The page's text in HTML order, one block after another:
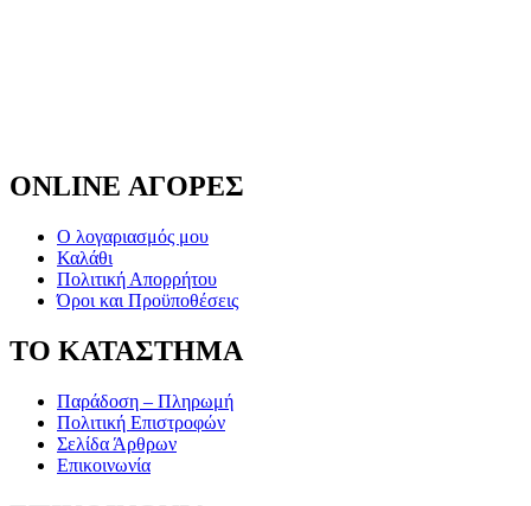
ONLINE ΑΓΟΡΕΣ
Ο λογαριασμός μου
Καλάθι
Πολιτική Απορρήτου
Όροι και Προϋποθέσεις
ΤΟ ΚΑΤΑΣΤΗΜΑ
Παράδοση – Πληρωμή
Πολιτική Επιστροφών
Σελίδα Άρθρων
Επικοινωνία